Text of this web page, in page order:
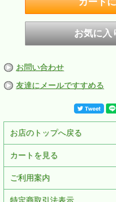
■仕様：ブラックマット塗装
■サイズ：H57mm W38mm
■ZIPPOケース：レギュラー
■付属品：ZIPPO専用紙箱、
※お客様のご利用のブラウザ
実際のものと多少異なる場合
お問い合わせ
友達にメールですすめる
お店のトップへ戻る
カートを見る
ご利用案内